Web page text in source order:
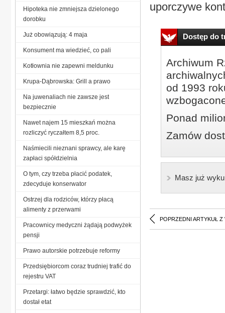
uporczywe
Dostęp do
Archiwum
od 1993
Ponad
Zamów
Masz już
POPRZEDNI ARTYKUŁ Z
Hipoteka nie zmniejsza dzielonego
dorobku
Już obowiązują: 4 maja
Konsument ma wiedzieć, co pali
Kotłownia nie zapewni meldunku
Krupa-Dąbrowska: Grill a prawo
Na juwenaliach nie zawsze jest
bezpiecznie
Nawet najem 15 mieszkań można
rozliczyć ryczałtem 8,5 proc.
Naśmiecili nieznani sprawcy, ale karę
zapłaci spółdzielnia
O tym, czy trzeba płacić podatek,
zdecyduje konserwator
Ostrzej dla rodziców, którzy płacą
alimenty z przerwami
Pracownicy medyczni żądają podwyżek
pensji
Prawo autorskie potrzebuje reformy
Przedsiębiorcom coraz trudniej trafić do
rejestru VAT
Przetargi: łatwo będzie sprawdzić, kto
dostał etat